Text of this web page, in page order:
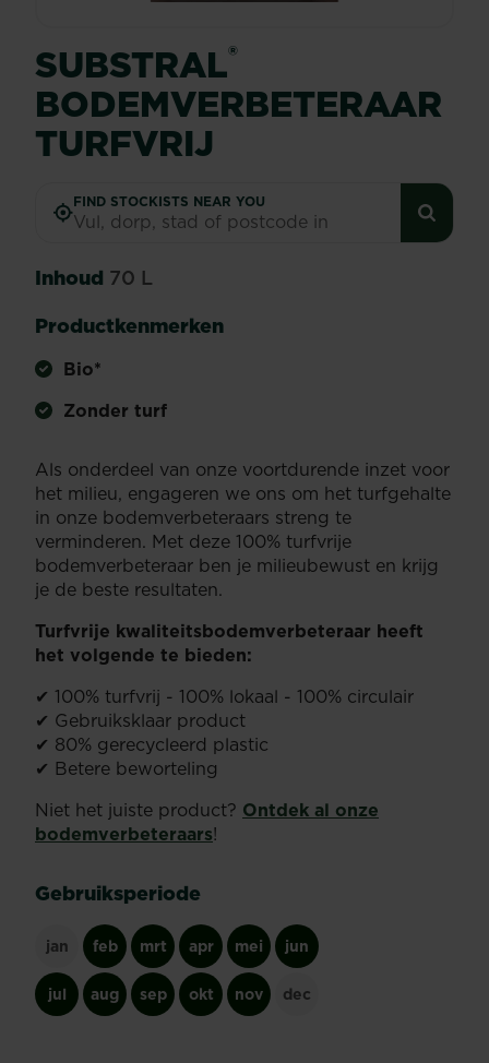
SUBSTRAL®
BODEMVERBETERAAR
TURFVRIJ
FIND STOCKISTS NEAR YOU
Inhoud 70 L
Productkenmerken
Bio*
Zonder turf
Als onderdeel van onze voortdurende inzet voor
het milieu, engageren we ons om het turfgehalte
in onze bodemverbeteraars streng te
verminderen. Met deze 100% turfvrije
bodemverbeteraar ben je milieubewust en krijg
je de beste resultaten.
Turfvrije kwaliteitsbodemverbeteraar heeft
het volgende te bieden:
✔ 100% turfvrij - 100% lokaal - 100% circulair
✔ Gebruiksklaar product
✔ 80% gerecycleerd plastic
✔ Betere beworteling
Niet het juiste product? Ontdek al onze
bodemverbeteraars!
Gebruiksperiode
jan feb mrt apr mei jun
jul aug sep okt nov dec